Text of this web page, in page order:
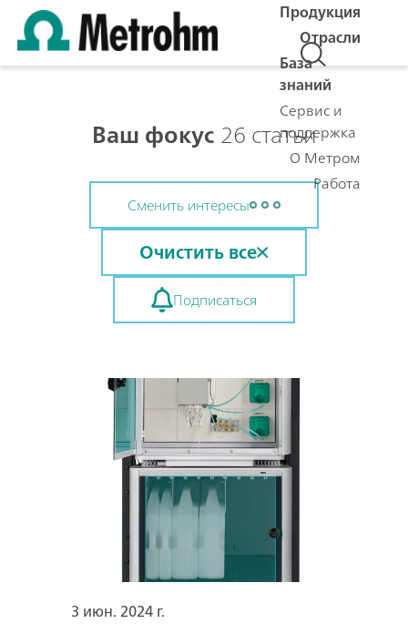
Продукция
Отрасли
База
знаний
Сервис и
поддержка
О Метром
Работа
Ваш фокус26 статьи
Сменить интересы
Очистить все
Подписаться
3 июн. 2024 г.